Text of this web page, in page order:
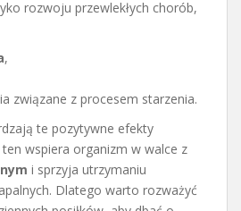
rozwoju przewlekłych chorób,
,
związane z procesem starzenia.
te pozytywne efekty
ten wspiera organizm w walce z
i sprzyja utrzymaniu
Dlatego warto rozważyć